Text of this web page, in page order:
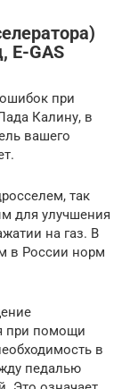
E-GAS
при
Калину, в
вашего
так
для улучшения
на газ. В
в России норм
при помощи
в
педалью